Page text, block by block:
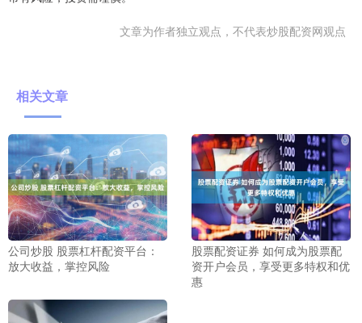
文章为作者独立观点，不代表炒股配资网观点
相关文章
公司炒股 股票杠杆配资平台：
放大收益，掌控风险
股票配资证券 如何成为股票配
资开户会员，享受更多特权和优
惠